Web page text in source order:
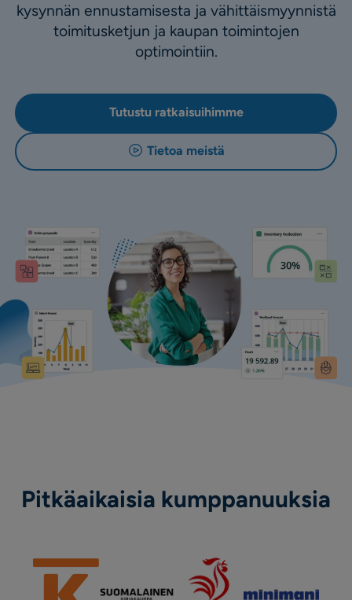
kysynnän ennustamisesta ja vähittäismyynnistä
toimitusketjun ja kaupan toimintojen
optimointiin.
Tutustu ratkaisuihimme
Tietoa meistä
Pitkäaikaisia kumppanuuksia